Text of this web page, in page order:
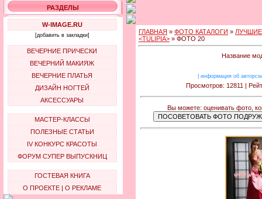
РАЗДЕЛЫ
W-IMAGE.RU
[добавить в закладки]
ВЕЧЕРНИЕ ПРИЧЕСКИ
ВЕЧЕРНИЙ МАКИЯЖ
ВЕЧЕРНИЕ ПЛАТЬЯ
ДИЗАЙН НОГТЕЙ
АКСЕССУАРЫ
МАСТЕР-КЛАССЫ
ПОЛЕЗНЫЕ СТАТЬИ
IV КОНКУРС КРАСОТЫ
ФОРУМ СУПЕР ВЫПУСКНИЦ
ГОСТЕВАЯ КНИГА
О ПРОЕКТЕ | О РЕКЛАМЕ
ГЛАВНАЯ » ФОТО КАТАЛОГИ »
<TULIPIA> » ФОТО 20
Название
информация об
Просмотров: 12811 |
Вы можете: оценивать фото,